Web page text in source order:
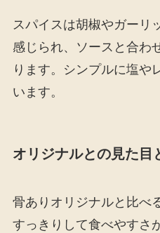
スパイスは胡椒やガーリ
感じられ、ソースと合わ
ります。シンプルに塩や
います。
オリジナルとの見た目
骨ありオリジナルと比べ
すっきりして食べやすさ